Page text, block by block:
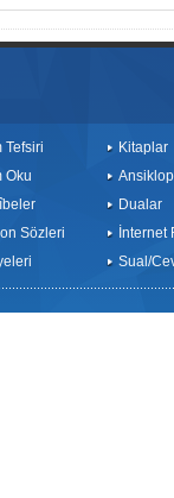
Tefsiri
Oku
Sözleri
Kitaplar
Dualar
İnternet
Sual/